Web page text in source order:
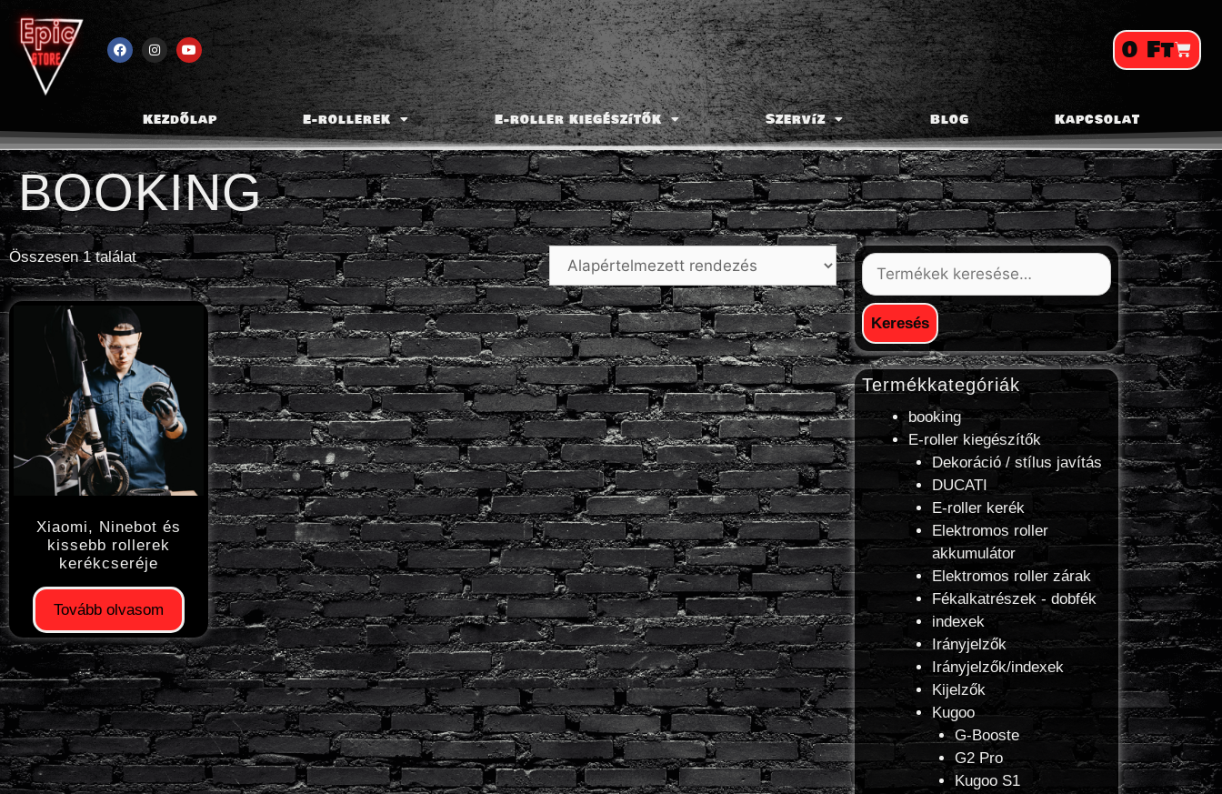
0 Ft
Kezdőlap E-rollerek E-roller kiegészítők Szervíz Blog Kapcsolat
BOOKING
Összesen 1 találat
Xiaomi, Ninebot és
kissebb rollerek
kerékcseréje
Tovább olvasom
Keresés
Termékkategóriák
booking
E-roller kiegészítők
Dekoráció / stílus javítás
DUCATI
E-roller kerék
Elektromos roller
akkumulátor
Elektromos roller zárak
Fékalkatrészek - dobfék
indexek
Irányjelzők
Irányjelzők/indexek
Kijelzők
Kugoo
G-Booste
G2 Pro
Kugoo S1